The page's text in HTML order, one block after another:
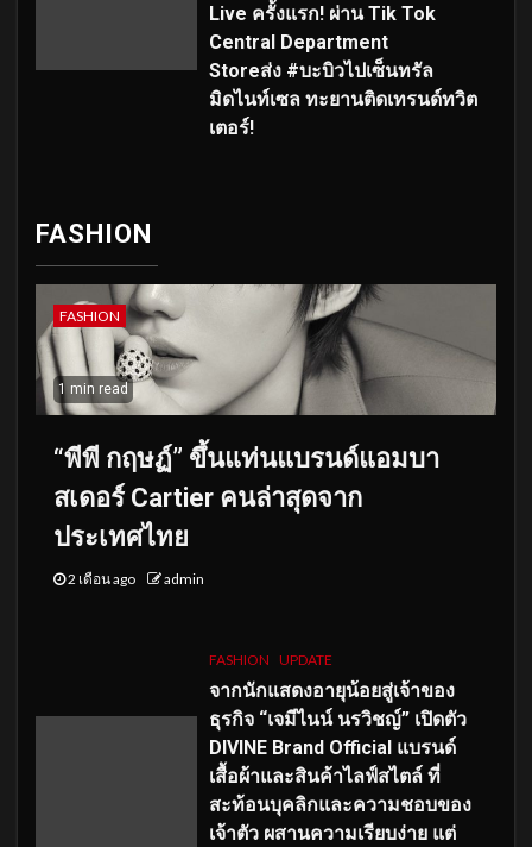
Live ครั้งแรก! ผ่าน Tik Tok
Central Department
Storeส่ง #บะบิวไปเซ็นทรัล
มิดไนท์เซล ทะยานติดเทรนด์ทวิต
เตอร์!
FASHION
FASHION
1 min read
“พีพี กฤษฏ์” ขึ้นแท่นแบรนด์แอมบา
สเดอร์ Cartier คนล่าสุดจาก
ประเทศไทย
2 เดือน ago admin
FASHION UPDATE
จากนักแสดงอายุน้อยสู่เจ้าของ
ธุรกิจ “เจมีไนน์ นรวิชญ์” เปิดตัว
DIVINE Brand Official แบรนด์
เสื้อผ้าและสินค้าไลฟ์สไตล์ ที่
สะท้อนบุคลิกและความชอบของ
เจ้าตัว ผสานความเรียบง่าย แต่